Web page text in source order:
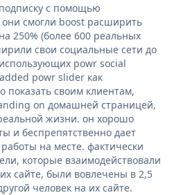
с помощью
смогли boost расширить
250% (более 600 реальных
свои социальные сети до
powr social
powr slider как
показать своим клиентам,
on домашней страницей,
жизни. он хорошо
и беспрепятственно дает
на месте. фактически
которые взаимодействовали
сайте, были вовлечены в 2,5
человек на их сайте.